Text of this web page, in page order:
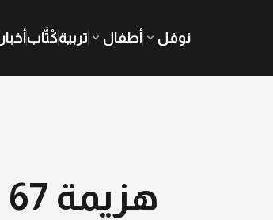
نوفل أطفال تربيةكُتَّابأخبار
هزيمة 67